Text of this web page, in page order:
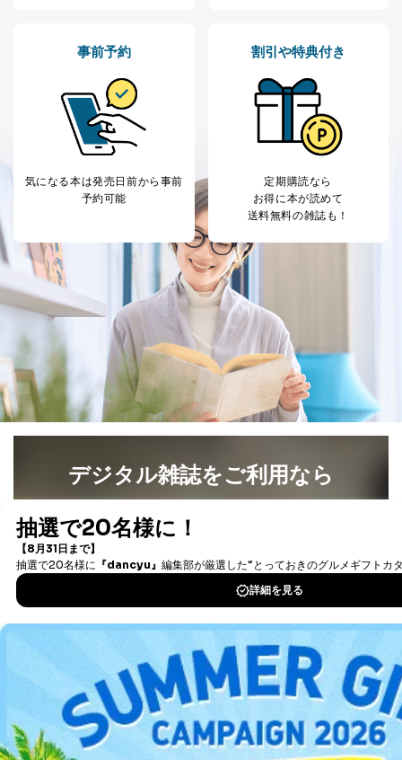
事前予約
気になる本は発売日前から事前
予約可能
割引や特典付き
定期購読なら
お得に本が読めて
送料無料の雑誌も！
デジタル雑誌をご利用なら
書籍）が無料で読み放題！
DOWNLOAD FOR IOS
DOWNLOAD FOR ANDROID
ご利用方法はこちら